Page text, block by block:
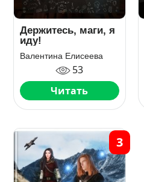
Держитесь, маги, я
иду!
Валентина Елисеева
53
Читать
3